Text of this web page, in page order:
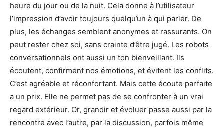
heure du jour ou de la nuit. Cela donne à l’utilisateur
l’impression d’avoir toujours quelqu’un à qui parler. De
plus, les échanges semblent anonymes et rassurants. On
peut rester chez soi, sans crainte d’être jugé. Les robots
conversationnels ont aussi un ton bienveillant. Ils
écoutent, confirment nos émotions, et évitent les conflits.
C’est agréable et réconfortant. Mais cette écoute parfaite
a un prix. Elle ne permet pas de se confronter à un vrai
regard extérieur. Or, grandir et évoluer passe aussi par la
rencontre avec l’autre, par la discussion, parfois même